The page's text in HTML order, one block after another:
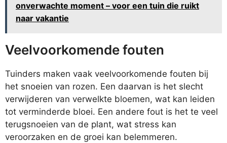
onverwachte moment – voor een tuin die ruikt
naar vakantie
Veelvoorkomende fouten
Tuinders maken vaak veelvoorkomende fouten bij
het snoeien van rozen. Een daarvan is het slecht
verwijderen van verwelkte bloemen, wat kan leiden
tot verminderde bloei. Een andere fout is het te veel
terugsnoeien van de plant, wat stress kan
veroorzaken en de groei kan belemmeren.